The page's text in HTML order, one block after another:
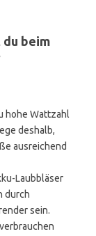
beim
hohe Wattzahl
deshalb,
ausreichend
Laubbläser
durch
sein.